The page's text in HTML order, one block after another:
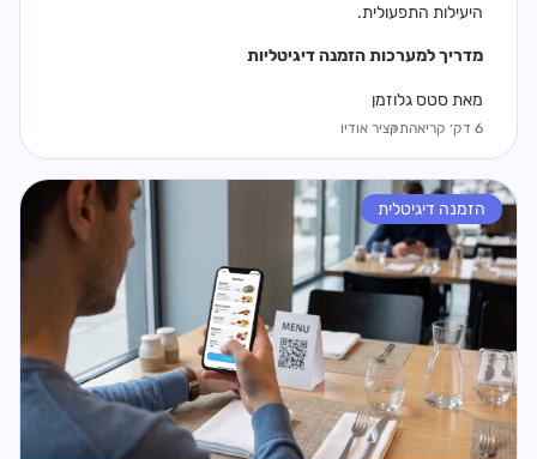
היעילות התפעולית.
מדריך למערכות הזמנה דיגיטליות
מאת סטס גלוזמן
6 דק׳ קריאה תקציר אודיו
הזמנה דיגיטלית